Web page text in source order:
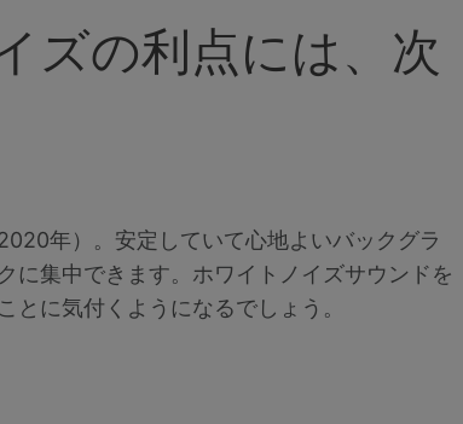
ズの利点には、次
年）。安定していて心地よいバックグラ
に集中できます。ホワイトノイズサウンドを
に気付くようになるでしょう。